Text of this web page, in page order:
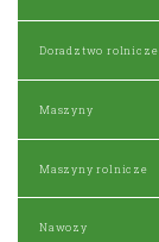
Doradztwo rolnicze
Maszyny
Maszyny rolnicze
Nawozy